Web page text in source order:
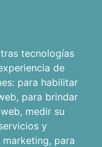
tecnologías
de
para habilitar
, para brindar
, medir su
y
marketing, para